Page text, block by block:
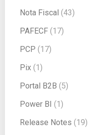
Nota Fiscal (43)
PAFECF (17)
PCP (17)
Pix (1)
Portal B2B (5)
Power BI (1)
Release Notes (19)